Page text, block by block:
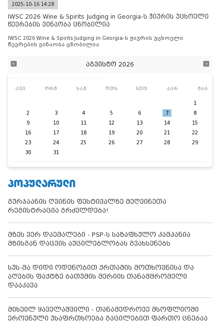
2025-10-16 14:28
IWSC 2026 Wine & Spirits Judging in Georgia-ს ჟიურის უცხოელი
წევრების ვინაობა ცნობილია
IWSC 2026 Wine & Spirits Judging in Georgia-ს ჟიურის უცხოელი
წევრების ვინაობა ცნობილია
აგვისტო 2026
კვი ორშ სამ ოთხ ხუთ პარ შაბ
1
2
3 4 5 6 7
8
9
10 11 12 13 14
15
16
17 18 19 20 21
22
23
24 25 26 27 28
29
30
31
ᲞᲝᲞᲣᲚᲐᲠᲣᲚᲘ
გურჯაანის ღვინის ფესტივალზე მეღვინეთა
რეგისტრაცია გრძელდება!
მზეს ვერ დაემალები - PSP-ს საზაფხულო კამპანია
მზისგან დაცვის აუცილებლობას გვახსენებს
სუს-მა დიდი ოდენობით ქრთამის მოთხოვნისა და
აღების ფაქტზე ბათუმის მერიის თანამშრომელი
დააკავა
მიხეილ ყაველაშვილი - თანამედროვე მსოფლიოში
ეროვნული უსაფრთხოება გაცილებით ფართო ცნებაა